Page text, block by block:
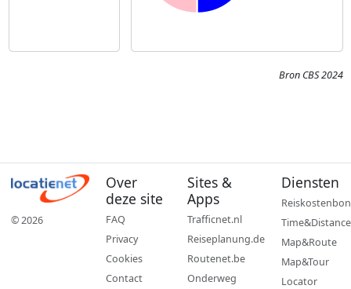
Bron CBS 2024
© 2026
Over
deze site
FAQ
Privacy
Cookies
Contact
Sites &
Apps
Trafficnet.nl
Reiseplanung.de
Routenet.be
Onderweg
Diensten
Reiskostenbon
Time&Distance
Map&Route
Map&Tour
Locator